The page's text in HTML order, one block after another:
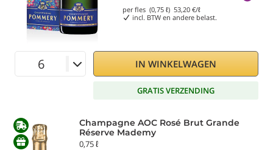
per fles (0,75 ℓ) 53,20€/ℓ
incl. BTW en andere belast.
IN WINKELWAGEN
GRATIS VERZENDING
Champagne AOC Rosé Brut Grande
Réserve Mademy
0,75 ℓ